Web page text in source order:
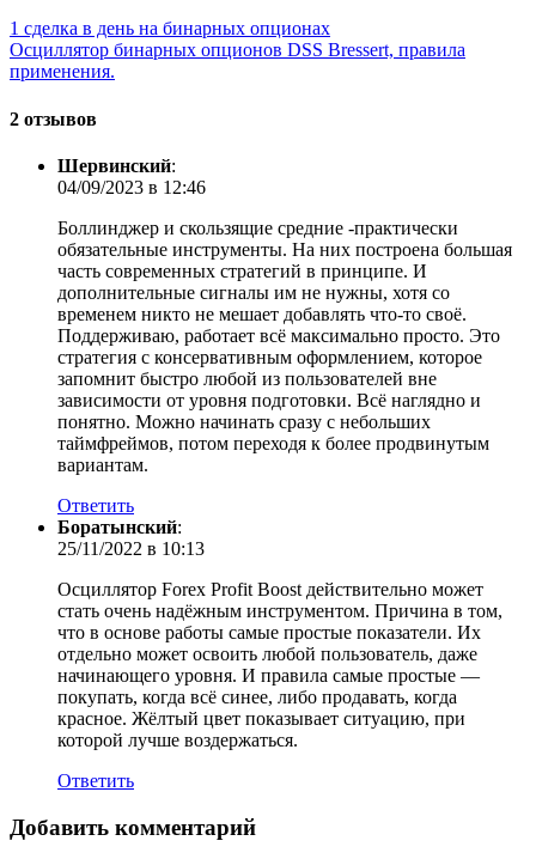
1 сделка в день на бинарных опционах
Осциллятор бинарных опционов DSS Bressert, правила
применения.
2 отзывов
Шервинский:
04/09/2023 в 12:46
Боллинджер и скользящие средние -практически
обязательные инструменты. На них построена большая
часть современных стратегий в принципе. И
дополнительные сигналы им не нужны, хотя со
временем никто не мешает добавлять что-то своё.
Поддерживаю, работает всё максимально просто. Это
стратегия с консервативным оформлением, которое
запомнит быстро любой из пользователей вне
зависимости от уровня подготовки. Всё наглядно и
понятно. Можно начинать сразу с небольших
таймфреймов, потом переходя к более продвинутым
вариантам.
Ответить
Боратынский:
25/11/2022 в 10:13
Осциллятор Forex Profit Boost действительно может
стать очень надёжным инструментом. Причина в том,
что в основе работы самые простые показатели. Их
отдельно может освоить любой пользователь, даже
начинающего уровня. И правила самые простые —
покупать, когда всё синее, либо продавать, когда
красное. Жёлтый цвет показывает ситуацию, при
которой лучше воздержаться.
Ответить
Добавить комментарий